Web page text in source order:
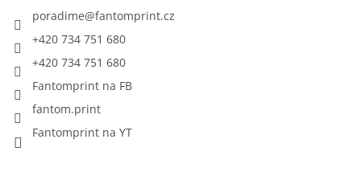
poradime@fantomprint.cz
+420 734 751 680
+420 734 751 680
Fantomprint na FB
fantom.print
Fantomprint na YT